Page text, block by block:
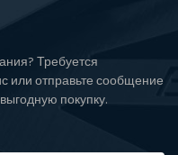
Требуется
или отправьте сообщение
покупку.